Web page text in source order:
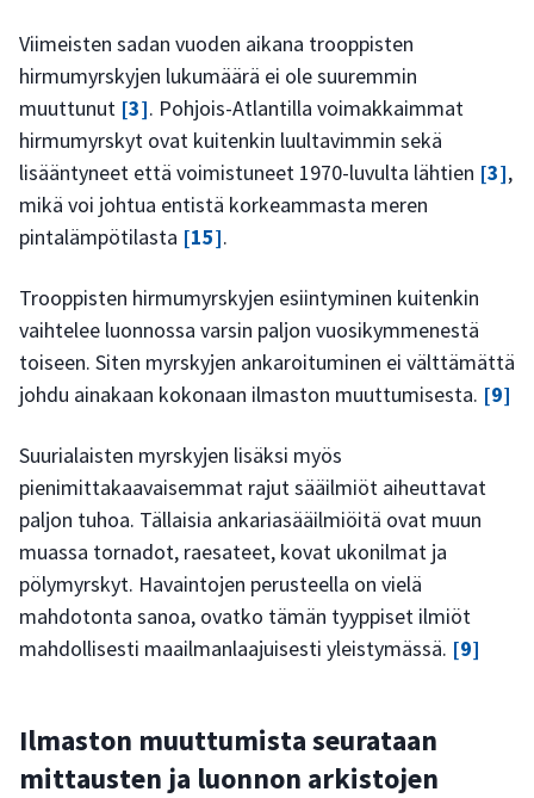
Viimeisten sadan vuoden aikana trooppisten
hirmumyrskyjen lukumäärä ei ole suuremmin
muuttunut [3]. Pohjois-Atlantilla voimakkaimmat
hirmumyrskyt ovat kuitenkin luultavimmin sekä
lisääntyneet että voimistuneet 1970-luvulta lähtien [3],
mikä voi johtua entistä korkeammasta meren
pintalämpötilasta [15].
Trooppisten hirmumyrskyjen esiintyminen kuitenkin
vaihtelee luonnossa varsin paljon vuosikymmenestä
toiseen. Siten myrskyjen ankaroituminen ei välttämättä
johdu ainakaan kokonaan ilmaston muuttumisesta. [9]
Suurialaisten myrskyjen lisäksi myös
pienimittakaavaisemmat rajut sääilmiöt aiheuttavat
paljon tuhoa. Tällaisia ankariasääilmiöitä ovat muun
muassa tornadot, raesateet, kovat ukonilmat ja
pölymyrskyt. Havaintojen perusteella on vielä
mahdotonta sanoa, ovatko tämän tyyppiset ilmiöt
mahdollisesti maailmanlaajuisesti yleistymässä. [9]
Ilmaston muuttumista seurataan
mittausten ja luonnon arkistojen